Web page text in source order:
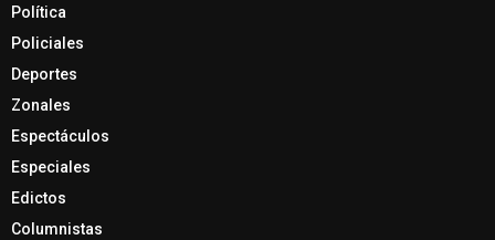
Política
Policiales
Deportes
Zonales
Espectáculos
Especiales
Edictos
Columnistas